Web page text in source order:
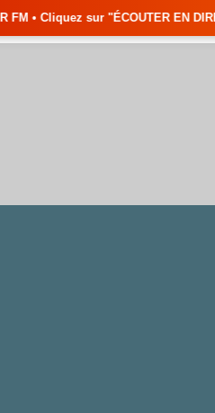
"ÉCOUTER EN DIRECT" pour